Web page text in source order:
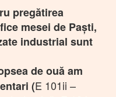
pregătirea
mesei de Paști,
industrial sunt
de ouă am
(E 101ii –